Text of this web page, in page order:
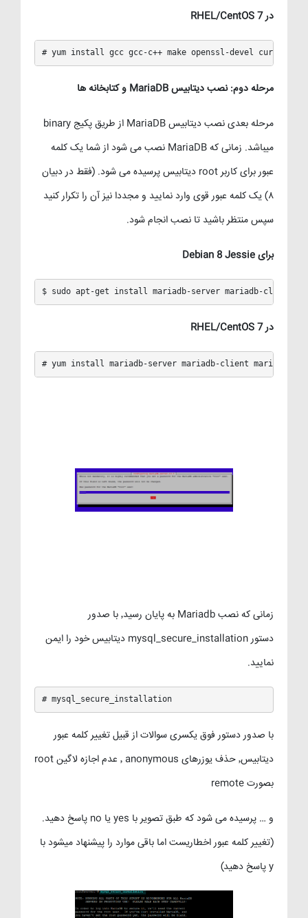
در RHEL/CentOS 7
# yum install gcc gcc-c++ make openssl-devel curl
مرحله دوم: نصب دیتابیس MariaDB و کتابخانه ها
مرحله بعدی نصب دیتابیس MariaDB از طریق پکیج binary
میباشد. زمانی که MariaDB نصب می شود از شما یک کلمه
عبور برای کاربر root دیتابیس پرسیده می شود. (فقط در دبیان
۸) یک کلمه عبور قوی وارد نمایید و مجددا نیز آن را تکرار کنید
سپس منتظر باشید تا نصب انجام شود.
برای Debian 8 Jessie
$ sudo apt-get install mariadb-server mariadb-client
در RHEL/CentOS 7
# yum install mariadb-server mariadb-client mariadb-
زمانی که نصب Mariadb به پایان رسید٬ با صدور
دستور mysql_secure_installation دیتابیس خود را ایمن
نمایید.
# mysql_secure_installation
با صدور دستور فوق یکسری سوالات از قبیل تغییر کلمه عبور
دیتابیس٬ حذف یوزرهای anonymous ٬ عدم اجازه لاگین root
بصورت remote
و … پرسیده می شود که طبق تصویر با yes یا no پاسخ دهید.
(تغییر کلمه عبور اخطاریست اما باقی موارد را پیشنهاد میشود با
y پاسخ دهید)